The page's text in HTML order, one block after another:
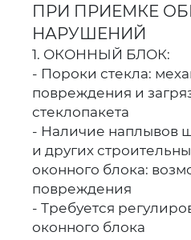
ПРИ ПРИЕМКЕ
НАРУШЕНИЙ
1. ОКОННЫЙ БЛОК:
- Пороки стекла:
повреждения и
стеклопакета
- Наличие наплывов
и других
оконного блока:
повреждения
- Требуется
оконного блока